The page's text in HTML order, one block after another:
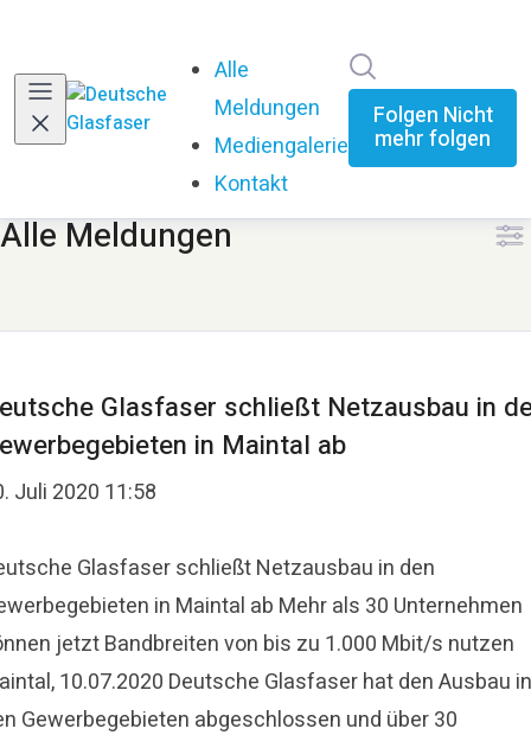
Alle
Meldungen
Mediengalerie
Kontakt
Folgen Nicht
mehr folgen
Alle Meldungen
Glasfaser schließt Netzausbau in
in Maintal ab
Juli 2020 11:58
Glasfaser schließt Netzausbau in den
in Maintal ab Mehr als 30 Unternehmen
jetzt Bandbreiten von bis zu 1.000 Mbit/s nutzen
10.07.2020 Deutsche Glasfaser hat den Ausbau in
Gewerbegebieten abgeschlossen und über 30